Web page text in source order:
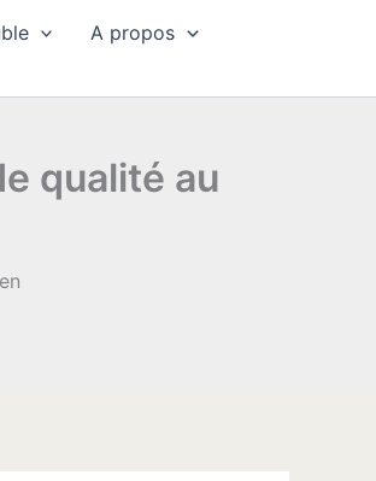
A propos
qualité au